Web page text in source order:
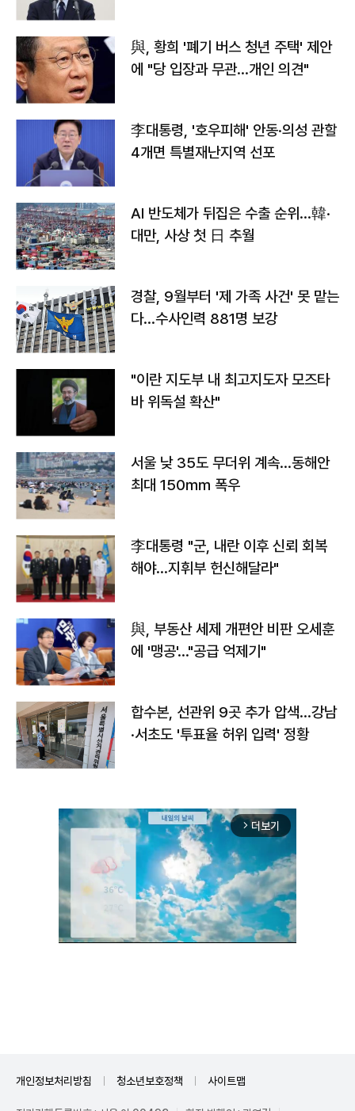
與, 황희 '폐기 버스 청년 주택' 제안
에 "당 입장과 무관…개인 의견"
李대통령, '호우피해' 안동·의성 관할
4개면 특별재난지역 선포
AI 반도체가 뒤집은 수출 순위…韓·
대만, 사상 첫 日 추월
경찰, 9월부터 '제 가족 사건' 못 맡는
다…수사인력 881명 보강
"이란 지도부 내 최고지도자 모즈타
바 위독설 확산"
서울 낮 35도 무더위 계속…동해안
최대 150㎜ 폭우
李대통령 "군, 내란 이후 신뢰 회복
해야…지휘부 헌신해달라"
與, 부동산 세제 개편안 비판 오세훈
에 '맹공'…"공급 억제기"
합수본, 선관위 9곳 추가 압색…강남
·서초도 '투표율 허위 입력' 정황
arrow_forward_ios 더보기
개인정보처리방침 청소년보호정책 사이트맵